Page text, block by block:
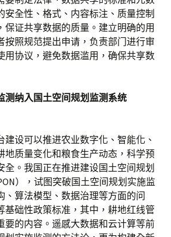
安全性、格式、内容标注、质量控制
保证共享数据的质量。建立明确的用
按照规范提出申请，负责部门进行审
用协议，避免数据滥用，确保共享数
测纳入国土空间规划监测系统
建设可以推进农业数字化、智能化、
地质量变化和粮食生产动态，科学预
全。我国正在推进建设国土空间规划
），试图突破国土空间规划实施监
、算法模型、数据治理等方面的问
基础性政策标准，其中，耕地红线管
要的内容。遥感大数据和云计算等前